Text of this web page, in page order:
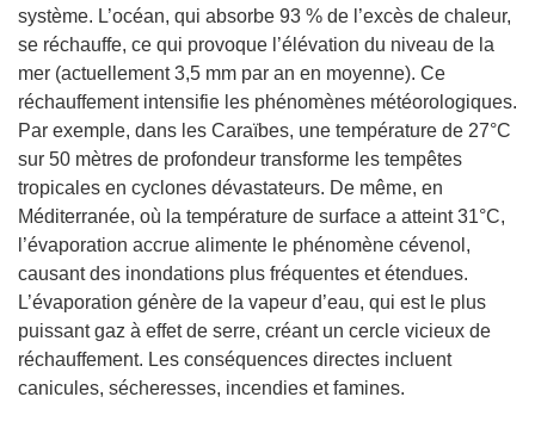
système. L’océan, qui absorbe 93 % de l’excès de chaleur,
se réchauffe, ce qui provoque l’élévation du niveau de la
mer (actuellement 3,5 mm par an en moyenne). Ce
réchauffement intensifie les phénomènes météorologiques.
Par exemple, dans les Caraïbes, une température de 27°C
sur 50 mètres de profondeur transforme les tempêtes
tropicales en cyclones dévastateurs. De même, en
Méditerranée, où la température de surface a atteint 31°C,
l’évaporation accrue alimente le phénomène cévenol,
causant des inondations plus fréquentes et étendues.
L’évaporation génère de la vapeur d’eau, qui est le plus
puissant gaz à effet de serre, créant un cercle vicieux de
réchauffement. Les conséquences directes incluent
canicules, sécheresses, incendies et famines.